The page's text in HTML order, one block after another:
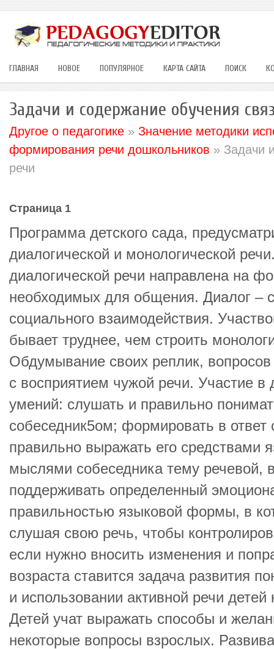
ГЛАВНАЯ НОВОЕ ПОПУЛЯРНОЕ КАРТА САЙТА ПОИСК
Задачи и содержание обучения
Другое о педагогике » Значение методики
формирования речи дошкольников » Задачи
речи
Страница 1
Программа детского сада,
диалогической и монологической
диалогической речи направлена на
необходимых для общения. Диалог –
социального взаимодействия.
бывает труднее, чем строить
Обдумывание своих реплик,
с восприятием чужой речи. Участие в
умений: слушать и правильно
собеседник5ом; формировать в ответ
правильно выражать его средствами
мыслями собеседника тему речевой,
поддерживать определенный
правильностью языковой формы, в
слушая свою речь, чтобы
если нужно вносить изменения и
возраста ставится задача развития
и использовании активной речи
Детей учат выражать способы и
некоторые вопросы взрослых.